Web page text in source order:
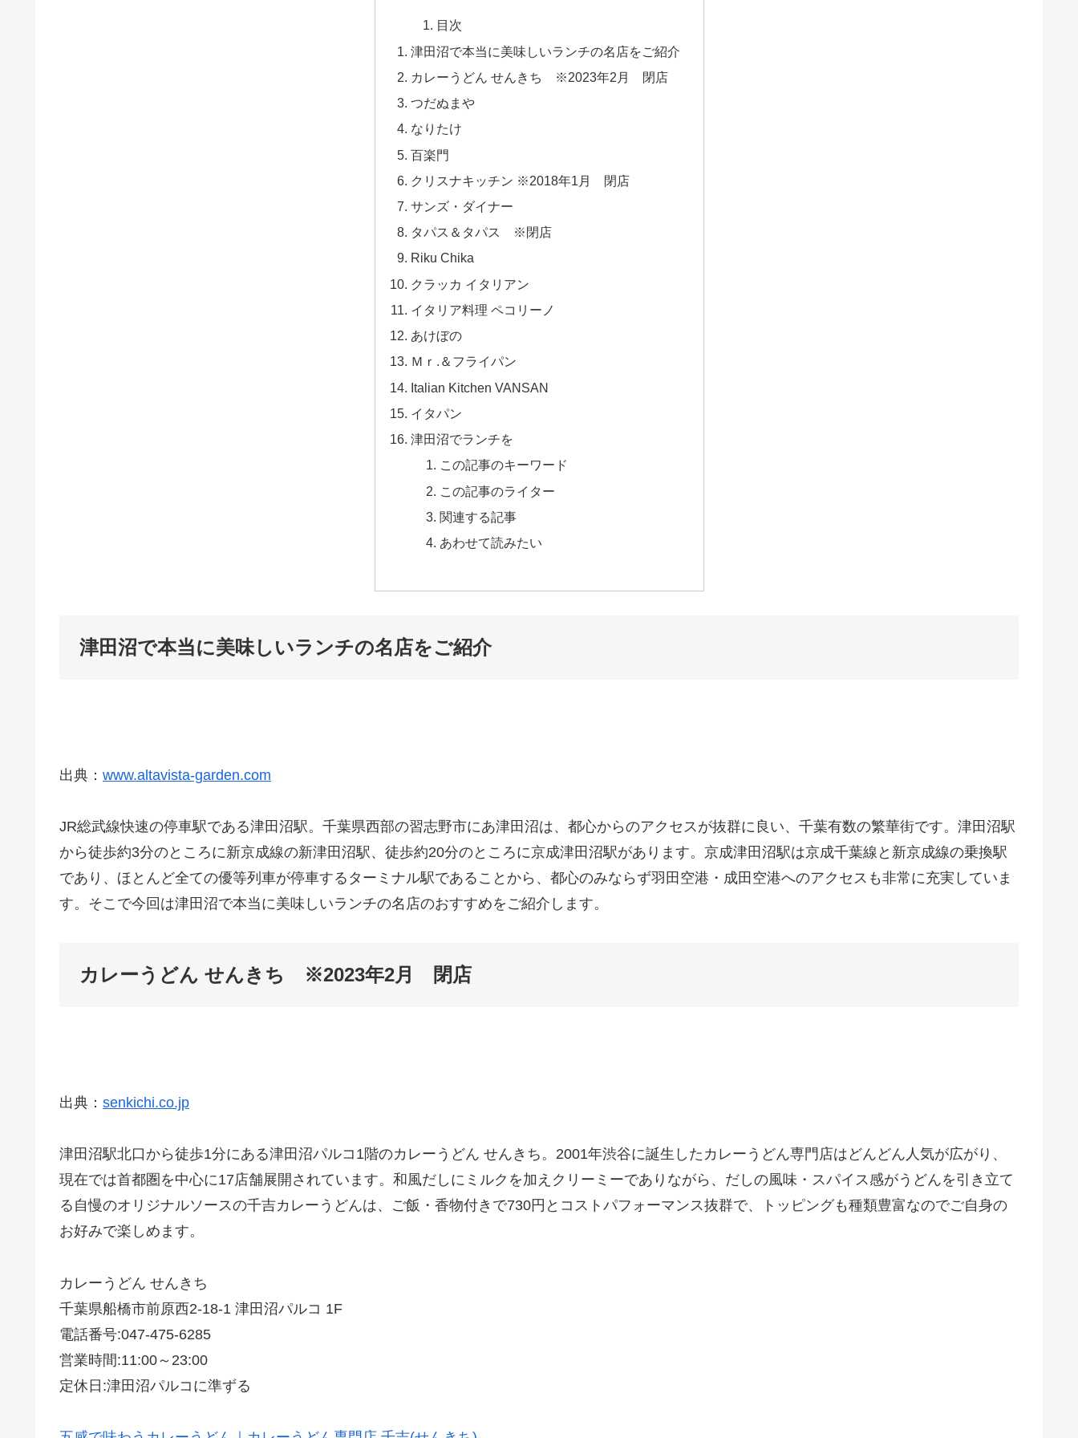
目次
津田沼で本当に美味しいランチの名店をご紹介
カレーうどん せんきち ※2023年2月 閉店
つだぬまや
なりたけ
百楽門
クリスナキッチン ※2018年1月 閉店
サンズ・ダイナー
タパス＆タパス ※閉店
Riku Chika
クラッカ イタリアン
イタリア料理 ペコリーノ
あけぼの
Ｍｒ.＆フライパン
Italian Kitchen VANSAN
イタパン
津田沼でランチを
この記事のキーワード
この記事のライター
関連する記事
あわせて読みたい
津田沼で本当に美味しいランチの名店をご紹介
出典： www.altavista-garden.com
JR総武線快速の停車駅である津田沼駅。千葉県西部の習志野市にあ津田沼は、都心からのアクセスが抜群に良い、千葉有数の繁華街です。津田沼駅
から徒歩約3分のところに新京成線の新津田沼駅、徒歩約20分のところに京成津田沼駅があります。京成津田沼駅は京成千葉線と新京成線の乗換駅
であり、ほとんど全ての優等列車が停車するターミナル駅であることから、都心のみならず羽田空港・成田空港へのアクセスも非常に充実していま
す。そこで今回は津田沼で本当に美味しいランチの名店のおすすめをご紹介します。
カレーうどん せんきち ※2023年2月 閉店
出典： senkichi.co.jp
津田沼駅北口から徒歩1分にある津田沼パルコ1階のカレーうどん せんきち。2001年渋谷に誕生したカレーうどん専門店はどんどん人気が広がり、
現在では首都圏を中心に17店舗展開されています。和風だしにミルクを加えクリーミーでありながら、だしの風味・スパイス感がうどんを引き立て
る自慢のオリジナルソースの千吉カレーうどんは、ご飯・香物付きで730円とコストパフォーマンス抜群で、トッピングも種類豊富なのでご自身の
お好みで楽しめます。
カレーうどん せんきち
千葉県船橋市前原西2-18-1 津田沼パルコ 1F
電話番号:047-475-6285
営業時間:11:00～23:00
定休日:津田沼パルコに準ずる